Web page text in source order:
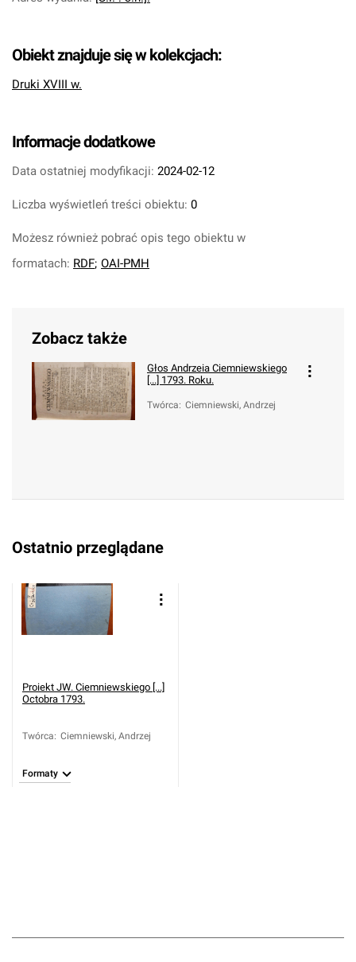
Obiekt znajduje się w kolekcjach:
Druki XVIII w.
Informacje dodatkowe
Data ostatniej modyfikacji: 2024-02-12
Liczba wyświetleń treści obiektu: 0
Możesz również pobrać opis tego obiektu w
formatach: RDF; OAI-PMH
Zobacz także
Głos Andrzeia Ciemniewskiego
[...] 1793. Roku.
Twórca: Ciemniewski, Andrzej
Ostatnio przeglądane
Proiekt JW. Ciemniewskiego [...]
Octobra 1793.
Twórca: Ciemniewski, Andrzej
Formaty